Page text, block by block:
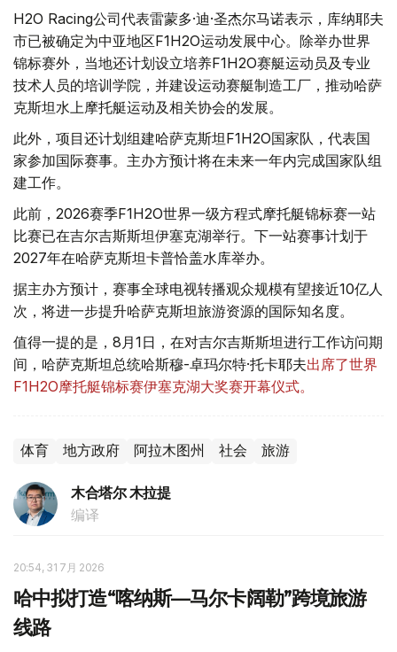
H2O Racing公司代表雷蒙多·迪·圣杰尔马诺表示，库纳耶夫
市已被确定为中亚地区F1H2O运动发展中心。除举办世界
锦标赛外，当地还计划设立培养F1H2O赛艇运动员及专业
技术人员的培训学院，并建设运动赛艇制造工厂，推动哈萨
克斯坦水上摩托艇运动及相关协会的发展。
此外，项目还计划组建哈萨克斯坦F1H2O国家队，代表国
家参加国际赛事。主办方预计将在未来一年内完成国家队组
建工作。
此前，2026赛季F1H2O世界一级方程式摩托艇锦标赛一站
比赛已在吉尔吉斯斯坦伊塞克湖举行。下一站赛事计划于
2027年在哈萨克斯坦卡普恰盖水库举办。
据主办方预计，赛事全球电视转播观众规模有望接近10亿人
次，将进一步提升哈萨克斯坦旅游资源的国际知名度。
值得一提的是，8月1日，在对吉尔吉斯斯坦进行工作访问期
间，哈萨克斯坦总统哈斯穆-卓玛尔特·托卡耶夫出席了世界
F1H2O摩托艇锦标赛伊塞克湖大奖赛开幕仪式。
体育 地方政府 阿拉木图州 社会 旅游
木合塔尔 木拉提
编译
20:54, 31 7月 2026
哈中拟打造“喀纳斯—马尔卡阔勒”跨境旅游
线路